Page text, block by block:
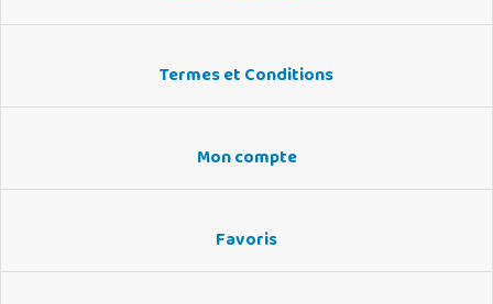
Termes et Conditions
Mon compte
Favoris